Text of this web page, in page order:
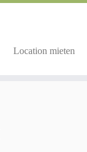
Location mieten